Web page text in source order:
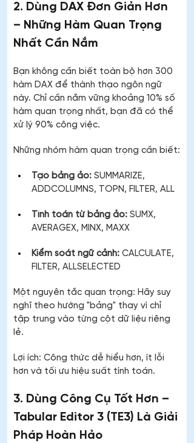
2. Dùng DAX Đơn Giản Hơn
– Những Hàm Quan Trọng
Nhất Cần Nắm
Bạn không cần biết toàn bộ hơn 300
hàm DAX để thành thạo ngôn ngữ
này. Chỉ cần nắm vững khoảng 10% số
hàm quan trọng nhất, bạn đã có thể
xử lý 90% công việc.
Những nhóm hàm quan trọng cần biết:
Tạo bảng ảo: SUMMARIZE,
ADDCOLUMNS, TOPN, FILTER, ALL
Tính toán từ bảng ảo: SUMX,
AVERAGEX, MINX, MAXX
Kiểm soát ngữ cảnh: CALCULATE,
FILTER, ALLSELECTED
Một nguyên tắc quan trọng: Hãy suy
nghĩ theo hướng "bảng" thay vì chỉ
tập trung vào từng cột dữ liệu riêng
lẻ.
Lợi ích: Công thức dễ hiểu hơn, ít lỗi
hơn và tối ưu hiệu suất tính toán.
3. Dùng Công Cụ Tốt Hơn –
Tabular Editor 3 (TE3) Là Giải
Pháp Hoàn Hảo